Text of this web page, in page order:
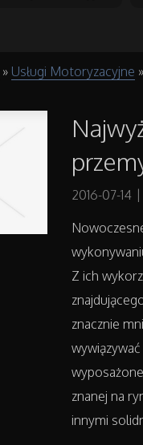
» Usługi Motoryzacyjne »
2016-07-14
Z ich
znacznie
znanej na
innymi